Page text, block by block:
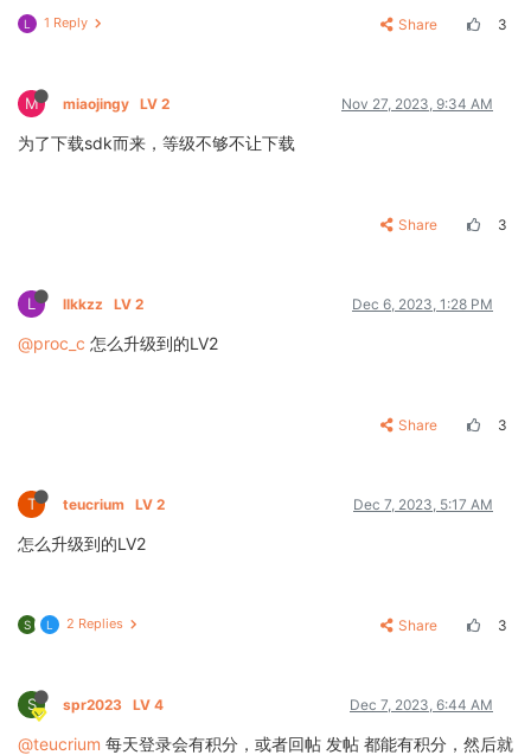
L 1 Reply Share 3
M miaojingy LV 2 Nov 27, 2023, 9:34 AM
为了下载sdk而来，等级不够不让下载
Share 3
L llkkzz LV 2 Dec 6, 2023, 1:28 PM
@proc_c 怎么升级到的LV2
Share 3
T teucrium LV 2 Dec 7, 2023, 5:17 AM
怎么升级到的LV2
S L 2 Replies Share 3
S spr2023 LV 4 Dec 7, 2023, 6:44 AM
@teucrium 每天登录会有积分，或者回帖 发帖 都能有积分，然后就